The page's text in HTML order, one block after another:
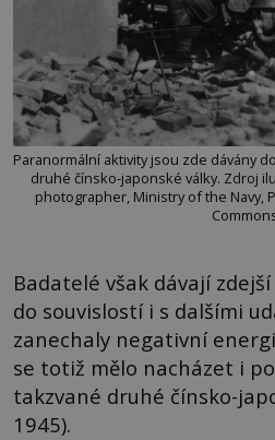
Paranormální aktivity jsou zde dávány
druhé čínsko-japonské války. Zdroj
photographer, Ministry of the Navy,
Badatelé však dávají
do souvislostí i s dalšími
zanechaly negativní
se totiž mělo nacházet i
takzvané druhé čínsko-
1945).